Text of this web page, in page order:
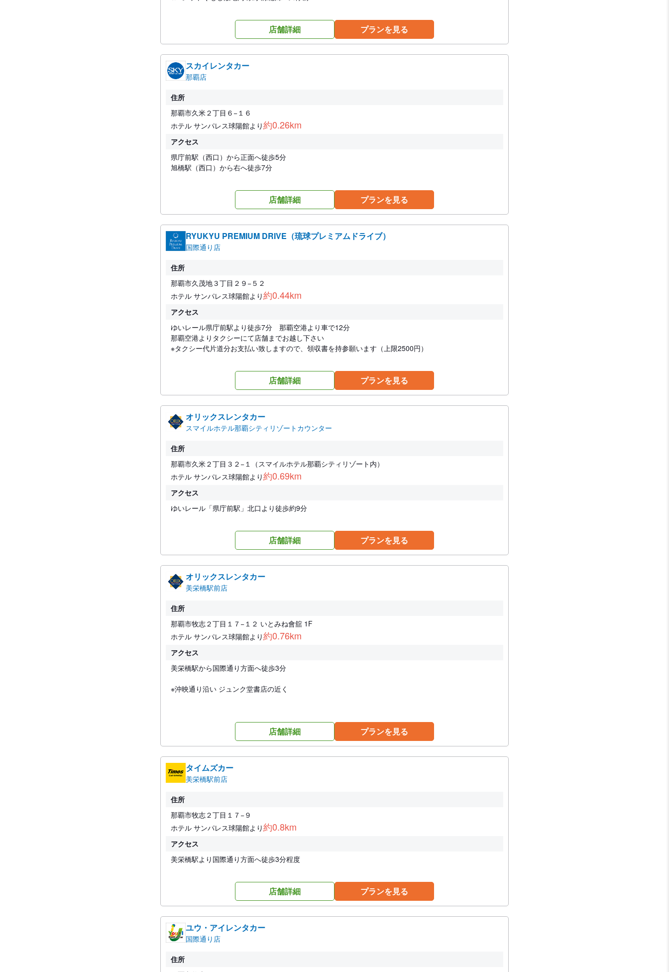
店舗詳細 プランを見る
スカイレンタカー
那覇店
住所
那覇市久米２丁目６−１６
ホテル サンパレス球陽館より約0.26km
アクセス
県庁前駅（西口）から正面へ徒歩5分
旭橋駅（西口）から右へ徒歩7分
店舗詳細 プランを見る
RYUKYU PREMIUM DRIVE（琉球プレミアムドライブ）
国際通り店
住所
那覇市久茂地３丁目２９−５２
ホテル サンパレス球陽館より約0.44km
アクセス
ゆいレール県庁前駅より徒歩7分 那覇空港より車で12分
那覇空港よりタクシーにて店舗までお越し下さい
※タクシー代片道分お支払い致しますので、領収書を持参願います（上限2500円）
店舗詳細 プランを見る
オリックスレンタカー
スマイルホテル那覇シティリゾートカウンター
住所
那覇市久米２丁目３２−１（スマイルホテル那覇シティリゾート内）
ホテル サンパレス球陽館より約0.69km
アクセス
ゆいレール「県庁前駅」北口より徒歩約9分
店舗詳細 プランを見る
オリックスレンタカー
美栄橋駅前店
住所
那覇市牧志２丁目１７−１２ いとみね會舘 1F
ホテル サンパレス球陽館より約0.76km
アクセス
美栄橋駅から国際通り方面へ徒歩3分
※沖映通り沿い ジュンク堂書店の近く
店舗詳細 プランを見る
タイムズカー
美栄橋駅前店
住所
那覇市牧志２丁目１７−９
ホテル サンパレス球陽館より約0.8km
アクセス
美栄橋駅より国際通り方面へ徒歩3分程度
店舗詳細 プランを見る
ユウ・アイレンタカー
国際通り店
住所